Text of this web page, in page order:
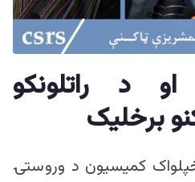
څېړنو
د راتلونکو
برخلیک
کمیسیون د وروستۍ